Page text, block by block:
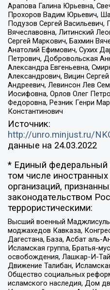
Арапова Галина Юрьевна,
Прохоров Вадим Юрьевич,
Подузов Сергей Васильевич,
Вячеславовна, Литинский
Сергей Маркович, Бахмин
Анатолий Ефимович, Сухих
Петрович, Добровольская
Александра Евгеньевна,
Александрович, Вицин
Андреевич, Левинсон Лев
Иосифовна, Орлов Олег
Федоровна, Резник Генри
Константинович
Источник:
http://unro.minjust.ru/
данные на 24.03.2022
* Единый федеральный
том числе
организаций,
законодательством
террористическими:
Высший военный
моджахедов Кавказа,
Дагестана, База, Асбат аль-
Исламская группа, Братья-
освобождения, Лашкар-И-
Движение Талибан,
Общество социальных
исламского наследия, Дом